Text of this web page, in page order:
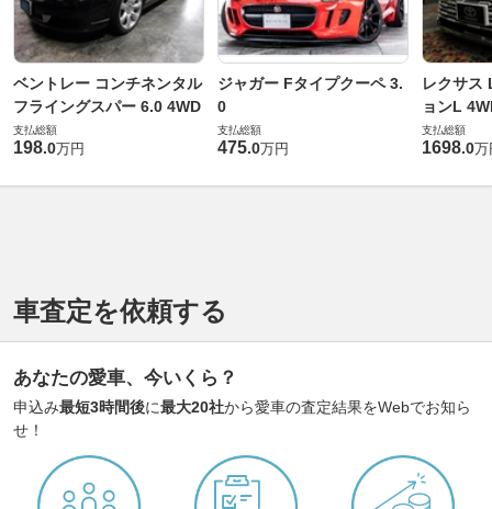
ベントレー コンチネンタル
フライングスパー 6.0 4WD
支払総額
198.0万円
ジャガー Fタイプクーペ 3.
0
支払総額
475.0万円
レクサス
ョンL
支払総額
1698.0万
車査定を依頼する
あなたの愛車、今いくら？
申込み最短3時間後に最大20社から愛車の査定結果をWebでお知ら
せ！